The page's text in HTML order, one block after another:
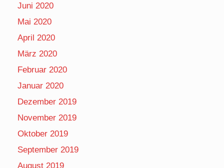
Juni 2020
Mai 2020
April 2020
März 2020
Februar 2020
Januar 2020
Dezember 2019
November 2019
Oktober 2019
September 2019
August 2019